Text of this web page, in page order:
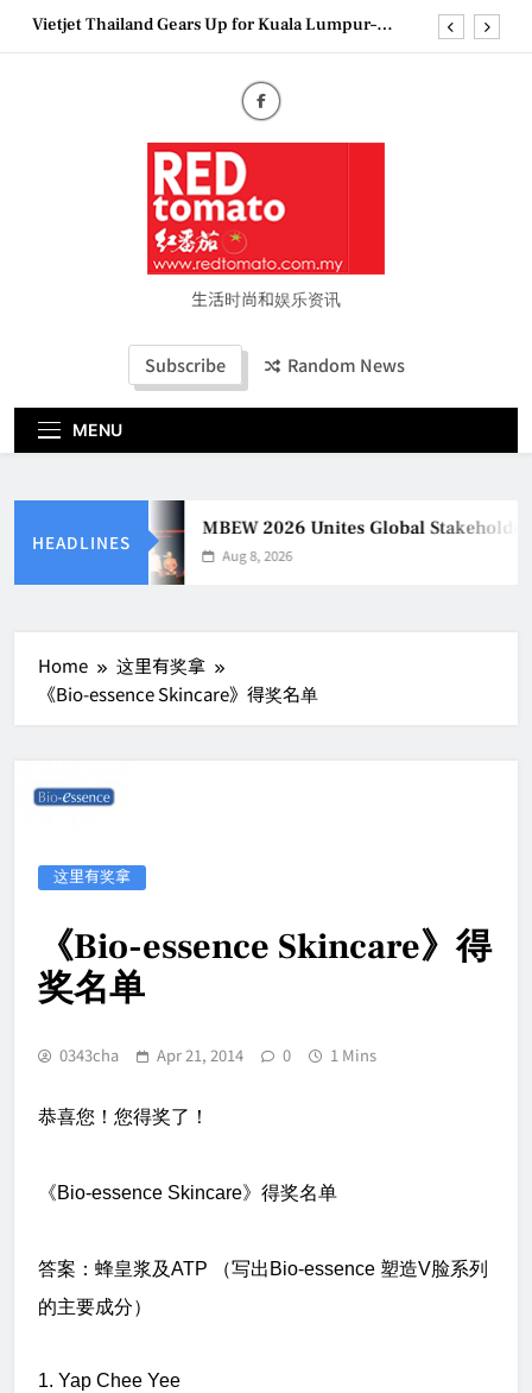
SkipVietjet Thailand Gears Up for Kuala Lumpur–
Couture Fashion Week Malaysia 2026– Press
MBEW 2026 Unites Global Stakeholders to Shape
the Future of Business Events
Vietjet Thailand Gears Up for Kuala Lumpur–
Bangkok Service Launch on9 October
Epson reinvents affordable printing with next-
generation EcoTank Series生活时尚和娱乐资讯
Subscribe Random News
MENU
HEADLINES
MBEW 2026 Unites Global
Aug 8, 2026
Home
这里有奖拿
《Bio-essence Skincare》得奖名单
这里有奖拿
《Bio-essence Skincare》得
奖名单
0343cha Apr 21, 2014 0 1 Mins
恭喜您！您得奖了！
《Bio-essence Skincare》得奖名单
答案：蜂皇浆及ATP （写出Bio-essence 塑造V脸系列
的主要成分）
1. Yap Chee Yee